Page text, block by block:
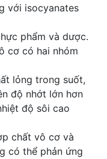
với isocyanates
phẩm và dược.
cơ có hai nhóm
lỏng trong suốt,
độ nhớt lớn hơn
độ sôi cao
chất vô cơ và
có thể phản ứng